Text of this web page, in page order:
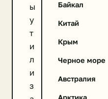
ы
у
т
и
л
и
з
Байкал
Китай
Крым
Черное море
Австралия
Арктика